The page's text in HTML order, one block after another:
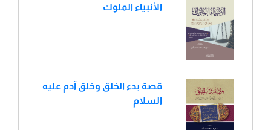
الأنبياء الملوك
قصة بدء الخلق وخلق آدم عليه
السلام